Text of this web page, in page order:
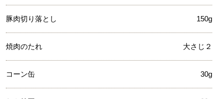
豚肉切り落とし 150g
焼肉のたれ 大さじ２
コーン缶 30g